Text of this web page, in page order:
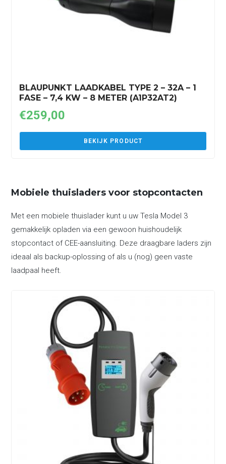
BLAUPUNKT LAADKABEL TYPE 2 – 32A – 1
FASE – 7,4 KW – 8 METER (A1P32AT2)
€259,00
BEKIJK PRODUCT
Mobiele thuisladers voor stopcontacten
Met een mobiele thuislader kunt u uw Tesla Model 3
gemakkelijk opladen via een gewoon huishoudelijk
stopcontact of CEE-aansluiting. Deze draagbare laders zijn
ideaal als backup-oplossing of als u (nog) geen vaste
laadpaal heeft.